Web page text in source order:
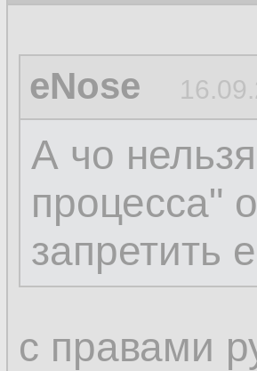
eNose
А чо
процесса"
запретить
с правами